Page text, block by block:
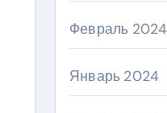
Февраль 2024
Январь 2024